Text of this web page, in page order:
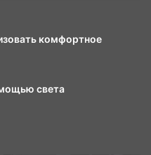
комфортное
света